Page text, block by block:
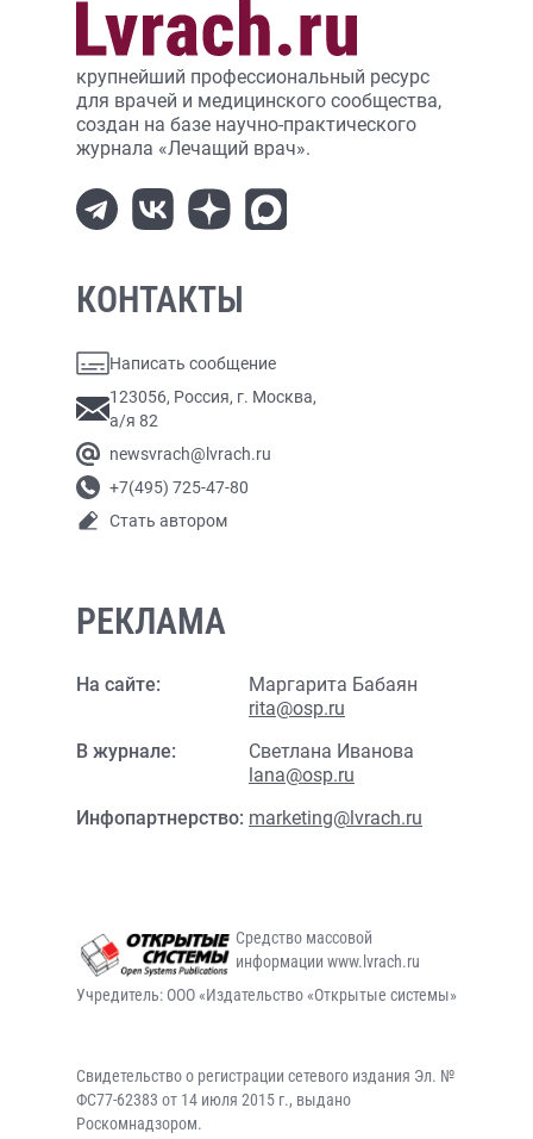
крупнейший профессиональный ресурс
для врачей и медицинского сообщества,
создан на базе научно-практического
журнала «Лечащий врач».
КОНТАКТЫ
Написать сообщение
123056, Россия, г. Москва,
а/я 82
newsvrach@lvrach.ru
+7(495) 725-47-80
Стать автором
РЕКЛАМА
На сайте:
Маргарита Бабаян
rita@osp.ru
В журнале:
Светлана Иванова
lana@osp.ru
Инфопартнерство: marketing@lvrach.ru
Средство массовой
информации www.lvrach.ru
Учредитель: ООО «Издательство «Открытые системы»
Свидетельство о регистрации сетевого издания Эл. №
ФС77-62383 от 14 июля 2015 г., выдано
Роскомнадзором.